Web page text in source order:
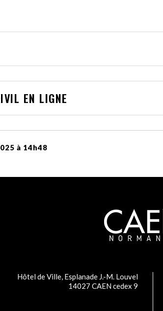
EN LIGNE
à 14h48
Hôtel de Ville, Esplanade J.-M. Louvel
14027 CAEN cedex 9